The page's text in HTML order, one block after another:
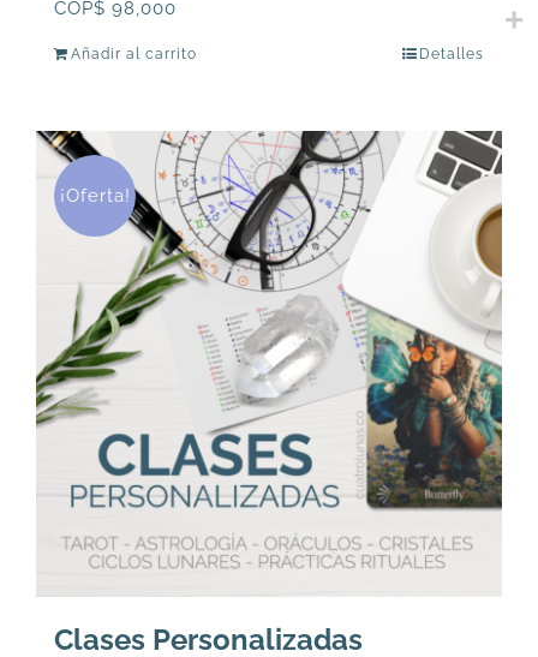
COP$ 98,000
Añadir al carrito Detalles
¡Oferta!
Clases Personalizadas